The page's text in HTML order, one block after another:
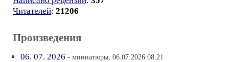
Читателей: 21206
Произведения
06. 07. 2026 - миниатюры, 06.07.2026 08:21